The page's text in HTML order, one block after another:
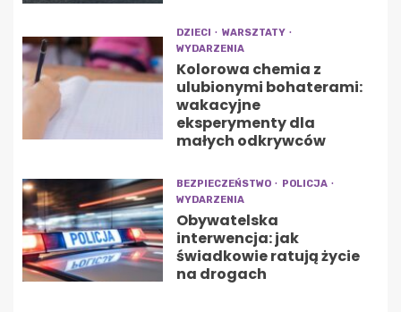
DZIECI
WARSZTATY
WYDARZENIA
Kolorowa chemia z
ulubionymi bohaterami:
wakacyjne
eksperymenty dla
małych odkrywców
BEZPIECZEŃSTWO
POLICJA
WYDARZENIA
Obywatelska
interwencja: jak
świadkowie ratują życie
na drogach